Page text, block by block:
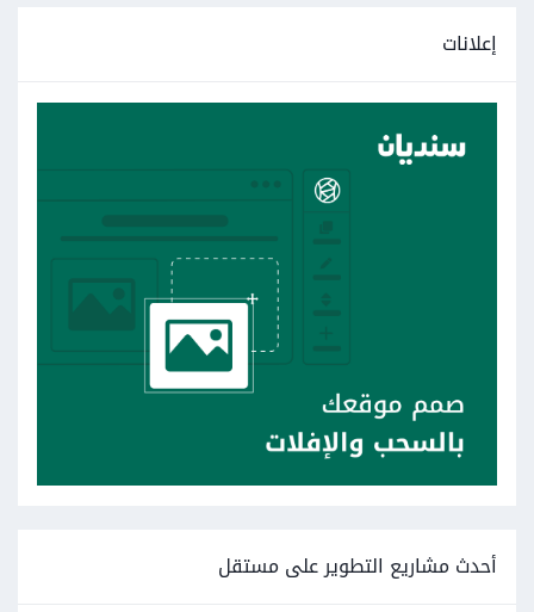
إعلانات
أحدث مشاريع التطوير على مستقل